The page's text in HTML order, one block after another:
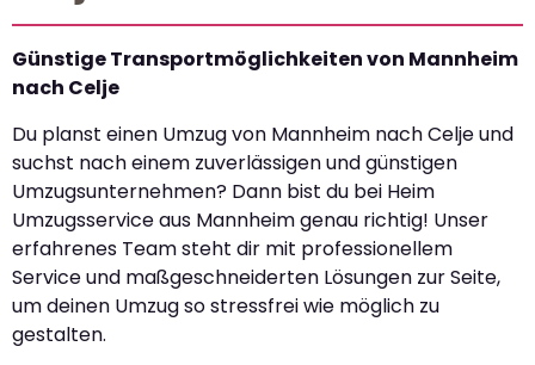
Günstige Transportmöglichkeiten von Mannheim
nach Celje
Du planst einen Umzug von Mannheim nach Celje und
suchst nach einem zuverlässigen und günstigen
Umzugsunternehmen? Dann bist du bei Heim
Umzugsservice aus Mannheim genau richtig! Unser
erfahrenes Team steht dir mit professionellem
Service und maßgeschneiderten Lösungen zur Seite,
um deinen Umzug so stressfrei wie möglich zu
gestalten.